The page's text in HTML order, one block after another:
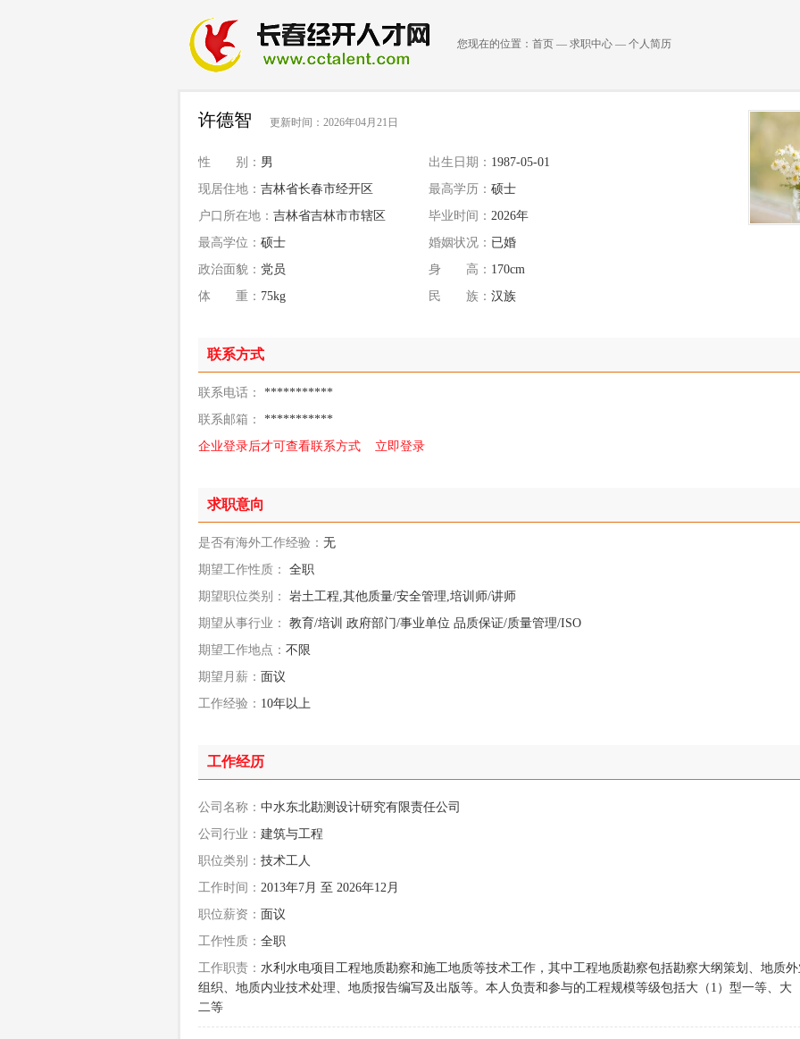
您现在的位置： 首页 — 求职中心 — 个人简历
许德智 更新时间：2026年04月21日
性 别： 男 出生日期： 1987-05-01
现居住地： 吉林省长春市经开区 最高学历： 硕士
户口所在地： 吉林省吉林市市辖区 毕业时间： 2026年
最高学位： 硕士 婚姻状况： 已婚
政治面貌： 党员 身 高： 170cm
体 重： 75kg 民 族： 汉族
联系方式
联系电话：
***********
联系邮箱：
***********
企业登录后才可查看联系方式 立即登录
求职意向
是否有海外工作经验： 无
期望工作性质：
全职
期望职位类别：
岩土工程,其他质量/安全管理,培训师/讲师
期望从事行业：
教育/培训 政府部门/事业单位 品质保证/质量管理/ISO
期望工作地点： 不限
期望月薪： 面议
工作经验： 10年以上
工作经历
公司名称： 中水东北勘测设计研究有限责任公司
公司行业： 建筑与工程
职位类别： 技术工人
工作时间： 2013年7月 至 2026年12月
职位薪资： 面议
工作性质： 全职
工作职责： 水利水电项目工程地质勘察和施工地质等技术工作，其中工程地质勘察包括勘察大纲策划、地质
组织、地质内业技术处理、地质报告编写及出版等。本人负责和参与的工程规模等级包括大（1）型一等、大
二等